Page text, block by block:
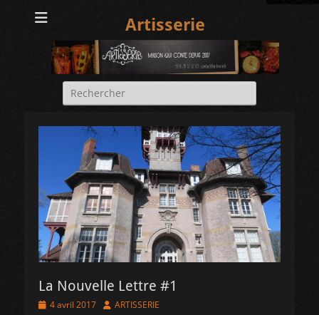
Artisserie
Rechercher :
La Nouvelle Lettre #1
Posted
4 avril 2017 Author
ARTISSERIE